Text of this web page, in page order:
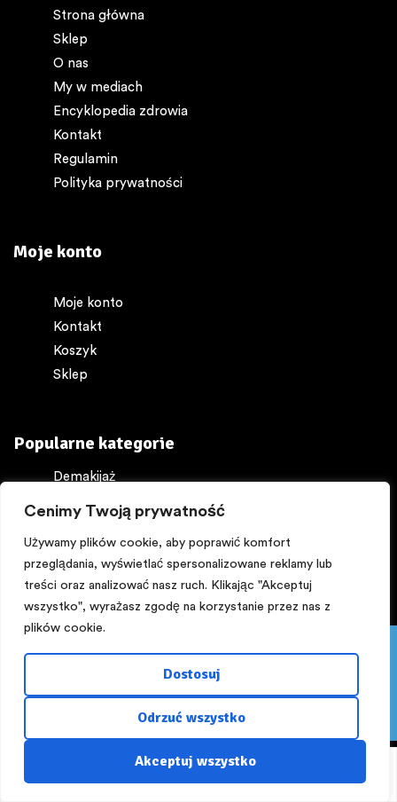
Cenimy Twoją prywatność
Używamy plików cookie, aby poprawić komfort
przeglądania, wyświetlać spersonalizowane reklamy lub
treści oraz analizować nasz ruch. Klikając "Akceptuj
wszystko", wyrażasz zgodę na korzystanie przez nas z
plików cookie.
Dostosuj
Odrzuć wszystko
Akceptuj wszystko
Sklep Moje konto Szukaj Lista życzeń
Strona główna
Sklep
O nas
My w mediach
Encyklopedia zdrowia
Kontakt
Regulamin
Polityka prywatności
Moje konto
Moje konto
Kontakt
Koszyk
Sklep
Popularne kategorie
Demakijaż
Ochrona ciała
Perfumy
Zaprojektowane przez
Pięknego dnia:) PROMOCJA! Z kuponem ,,lato,, -15%
NA WSZYSTKO powyżej 200 zł do 16 sierpnia.
Zapraszamy!!!